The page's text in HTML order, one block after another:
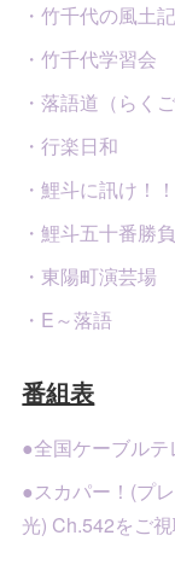
・竹千代の風土記
・竹千代学習会
・落語道（らく
・行楽日和
・鯉斗に訊け！！
・鯉斗五十番勝負
・東陽町演芸場
・E～落語
番組表
●全国ケーブル
●スカパー！(プ
光) Ch.542をご